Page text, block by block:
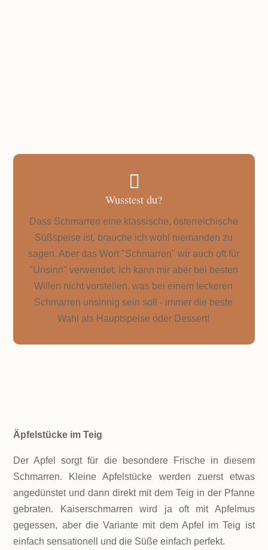

Wusstest du?
Dass Schmarren eine klassische, österreichische
Süßspeise ist, brauche ich wohl niemanden zu
sagen. Aber das Wort "Schmarren" wir auch oft für
"Unsinn" verwendet. Ich kann mir aber bei besten
Willen nicht vorstellen, was bei einem leckeren
Schmarren unsinnig sein soll - immer die beste
Wahl als Hauptspeise oder Dessert!
Äpfelstücke im Teig
Der Apfel sorgt für die besondere Frische in diesem
Schmarren. Kleine Apfelstücke werden zuerst etwas
angedünstet und dann direkt mit dem Teig in der Pfanne
gebraten. Kaiserschmarren wird ja oft mit Apfelmus
gegessen, aber die Variante mit dem Apfel im Teig ist
einfach sensationell und die Süße einfach perfekt.